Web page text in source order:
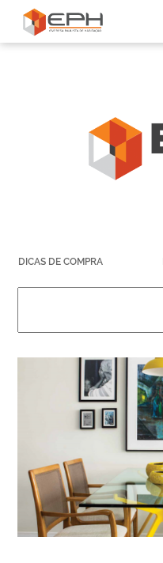
DICAS DE COMPRA